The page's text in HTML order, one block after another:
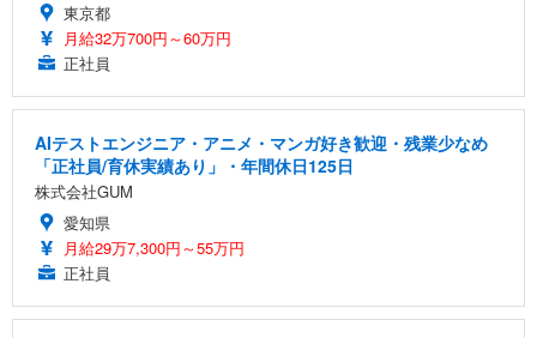
東京都
月給32万700円～60万円
正社員
AIテストエンジニア・アニメ・マンガ好き歓迎・残業少なめ
「正社員/育休実績あり」・年間休日125日
株式会社GUM
愛知県
月給29万7,300円～55万円
正社員